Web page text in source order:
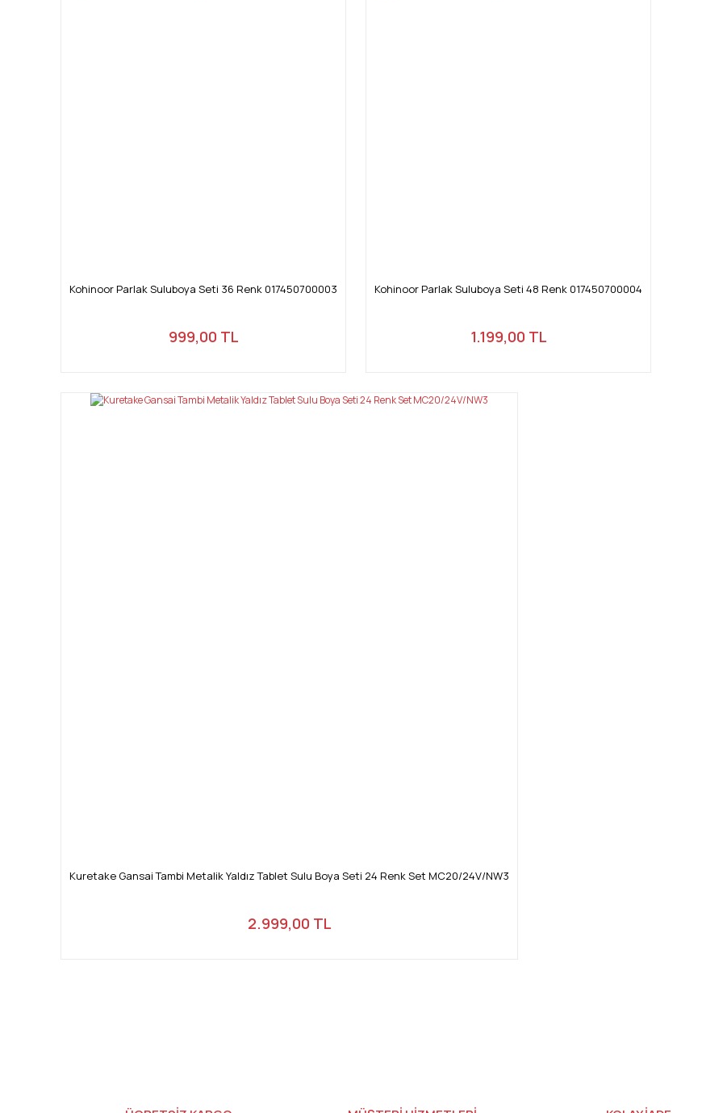
Kohinoor Parlak Suluboya Seti 36 Renk 017450700003
999,00 TL
Kohinoor Parlak Suluboya Seti 48 Renk 017450700004
1.199,00 TL
Kuretake Gansai Tambi Metalik Yaldız Tablet Sulu Boya Seti 24 Renk Set MC20/24V/NW3
2.999,00 TL